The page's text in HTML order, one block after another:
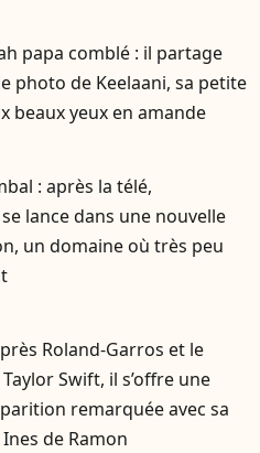
papa comblé : il partage
photo de Keelaani, sa petite
beaux yeux en amande
: après la télé,
lance dans une nouvelle
un domaine où très peu
Roland-Garros et le
Swift, il s’offre une
remarquée avec sa
de Ramon